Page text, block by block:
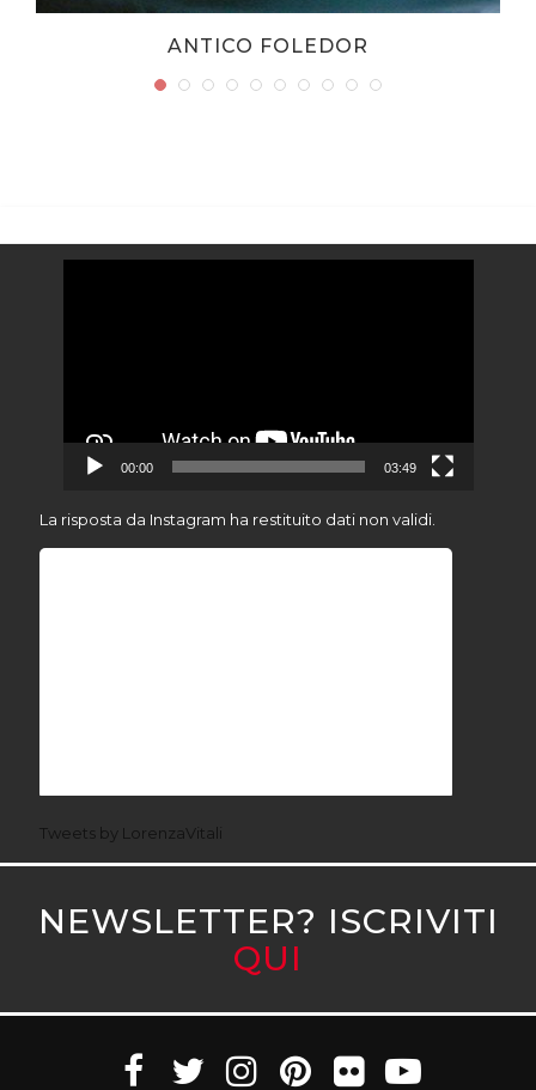
ANTICO FOLEDOR
00:00 03:49
La risposta da Instagram ha restituito dati non validi.
Tweets by LorenzaVitali
NEWSLETTER? ISCRIVITI
QUI